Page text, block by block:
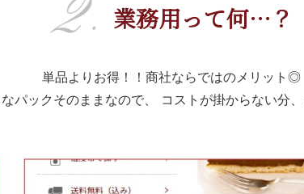
業務用って何…？
単品よりお得！！商社ならではのメリット◎
パックそのままなので、
コストが掛からない分、